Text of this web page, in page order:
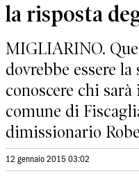
la risposta
MIGLIARINO.
dovrebbe essere
conoscere chi
comune di
dimissionario
12 gennaio 2015 03:02